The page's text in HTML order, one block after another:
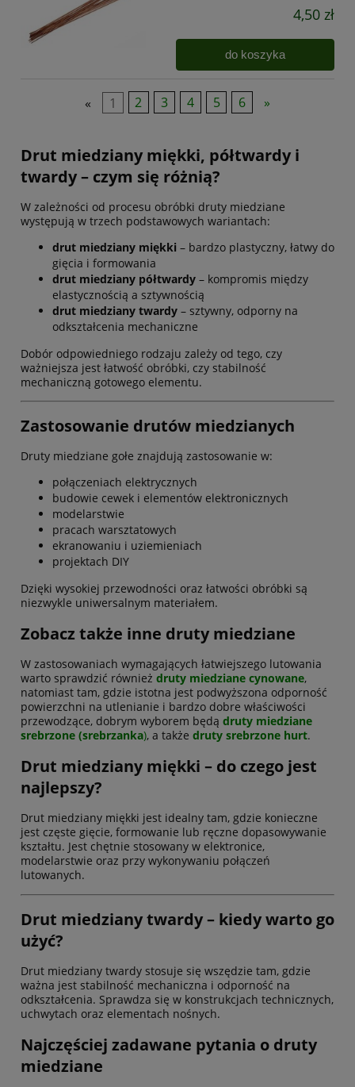
4,50 zł
do koszyka
« 1 2 3 4 5 6 »
Drut miedziany miękki, półtwardy i
twardy – czym się różnią?
W zależności od procesu obróbki druty miedziane
występują w trzech podstawowych wariantach:
drut miedziany miękki – bardzo plastyczny, łatwy do
gięcia i formowania
drut miedziany półtwardy – kompromis między
elastycznością a sztywnością
drut miedziany twardy – sztywny, odporny na
odkształcenia mechaniczne
Dobór odpowiedniego rodzaju zależy od tego, czy
ważniejsza jest łatwość obróbki, czy stabilność
mechaniczną gotowego elementu.
Zastosowanie drutów miedzianych
Druty miedziane gołe znajdują zastosowanie w:
połączeniach elektrycznych
budowie cewek i elementów elektronicznych
modelarstwie
pracach warsztatowych
ekranowaniu i uziemieniach
projektach DIY
Dzięki wysokiej przewodności oraz łatwości obróbki są
niezwykle uniwersalnym materiałem.
Zobacz także inne druty miedziane
W zastosowaniach wymagających łatwiejszego lutowania
warto sprawdzić również druty miedziane cynowane,
natomiast tam, gdzie istotna jest podwyższona odporność
powierzchni na utlenianie i bardzo dobre właściwości
przewodzące, dobrym wyborem będą druty miedziane
srebrzone (srebrzanka), a także druty srebrzone hurt.
Drut miedziany miękki – do czego jest
najlepszy?
Drut miedziany miękki jest idealny tam, gdzie konieczne
jest częste gięcie, formowanie lub ręczne dopasowywanie
kształtu. Jest chętnie stosowany w elektronice,
modelarstwie oraz przy wykonywaniu połączeń
lutowanych.
Drut miedziany twardy – kiedy warto go
użyć?
Drut miedziany twardy stosuje się wszędzie tam, gdzie
ważna jest stabilność mechaniczna i odporność na
odkształcenia. Sprawdza się w konstrukcjach technicznych,
uchwytach oraz elementach nośnych.
Najczęściej zadawane pytania o druty
miedziane